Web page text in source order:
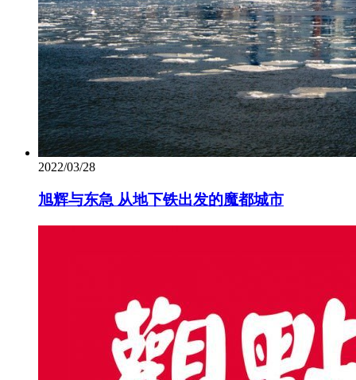
2022/03/28
旭辉与东急 从地下铁出发的魔都城市